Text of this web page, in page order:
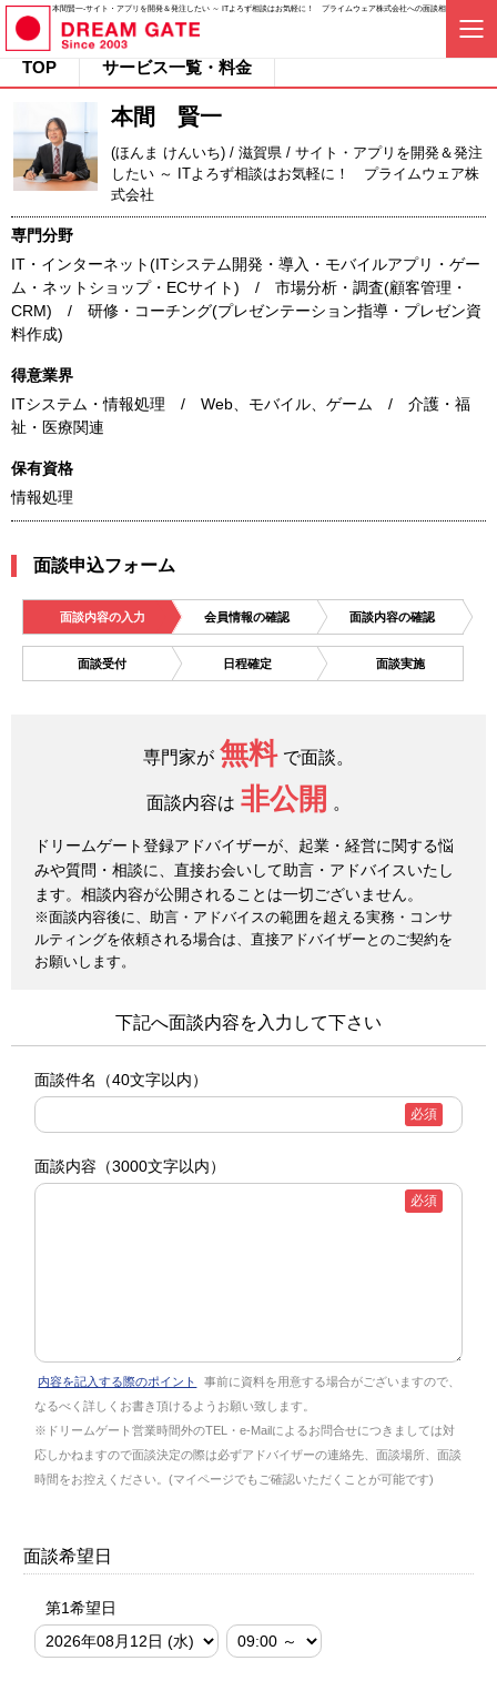
本間賢一-サイト・アプリを開発＆発注したい ～ ITよろず相談はお気軽に！ プライムウェア株式会社への面談相談依頼
TOP サービス一覧・料金
本間 賢一
(ほんま けんいち) / 滋賀県 / サイト・アプリを開発＆発注
したい ～ ITよろず相談はお気軽に！ プライムウェア株
式会社
専門分野
IT・インターネット(ITシステム開発・導入・モバイルアプリ・ゲー
ム・ネットショップ・ECサイト) / 市場分析・調査(顧客管理・
CRM) / 研修・コーチング(プレゼンテーション指導・プレゼン資
料作成)
得意業界
ITシステム・情報処理 / Web、モバイル、ゲーム / 介護・福
祉・医療関連
保有資格
情報処理
面談申込フォーム
面談内容の入力 会員情報の確認 面談内容の確認
面談受付 日程確定 面談実施
専門家が 無料 で面談。
面談内容は 非公開 。
ドリームゲート登録アドバイザーが、起業・経営に関する悩
みや質問・相談に、直接お会いして助言・アドバイスいたし
ます。相談内容が公開されることは一切ございません。
※面談内容後に、助言・アドバイスの範囲を超える実務・コンサ
ルティングを依頼される場合は、直接アドバイザーとのご契約を
お願いします。
下記へ面談内容を入力して下さい
面談件名 （40文字以内）
必須
面談内容 （3000文字以内）
必須
内容を記入する際のポイント
事前に資料を用意する場合がございますので、
なるべく詳しくお書き頂けるようお願い致します。
※ドリームゲート営業時間外のTEL・e-Mailによるお問合せにつきましては対
応しかねますので面談決定の際は必ずアドバイザーの連絡先、面談場所、面談
時間をお控えください。(マイページでもご確認いただくことが可能です)
面談希望日
第1希望日